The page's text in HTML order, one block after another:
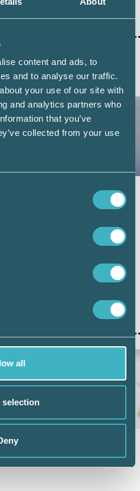
content and ads, to
and to analyse our traffic.
your use of our site with
and analytics partners who
that you’ve
collected from your use
all
årsredovisning –
rekord när 101 126 företag
digitalt – första gången
att digital inlämning
snabbare handläggning.
moms vid inlösen